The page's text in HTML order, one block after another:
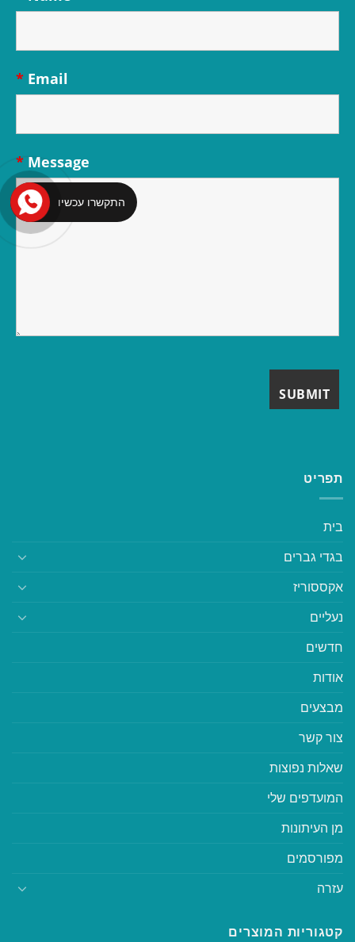
Email
*
Message
*
תפריט
בית
בגדי גברים
אקססוריז
נעליים
חדשים
אודות
מבצעים
צור קשר
שאלות נפוצות
המועדפים שלי
מן העיתונות
מפורסמים
עזרה
קטגוריות המוצרים
התקשרו עכשיו